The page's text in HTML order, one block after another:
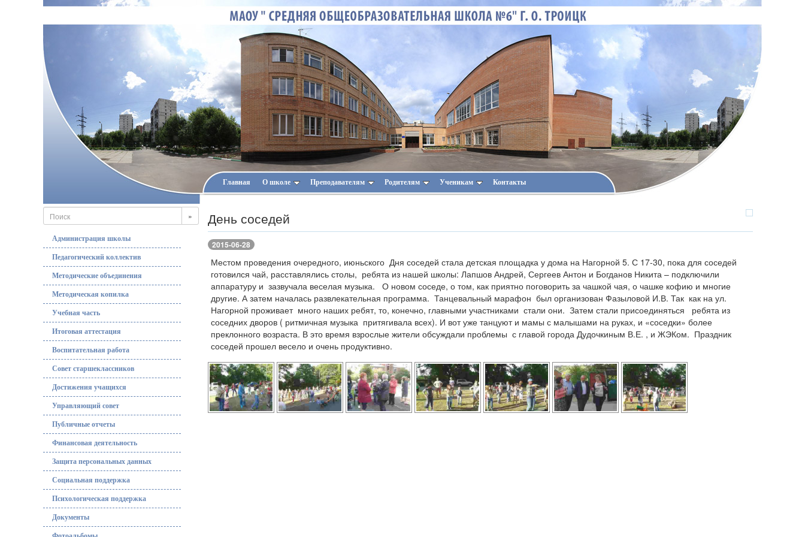
Главная О школе Преподавателям Родителям Ученикам Контакты
»
Администрация школы
Педагогический коллектив
Методические объединения
Методическая копилка
Учебная часть
Итоговая аттестация
Воспитательная работа
Совет старшеклассников
Достижения учащихся
Управляющий совет
Публичные отчеты
Финансовая деятельность
Защита персональных данных
Социальная поддержка
Психологическая поддержка
Документы
День соседей
2015-06-28
Местом проведения очередного, июньского Дня соседей стала детская площадка у дома на Нагорной 5. С 17-30, пока для соседей
готовился чай, расставлялись столы, ребята из нашей школы: Лапшов Андрей, Сергеев Антон и Богданов Никита – подключили
аппаратуру и зазвучала веселая музыка. О новом соседе, о том, как приятно поговорить за чашкой чая, о чашке кофию и многие
другие. А затем началась развлекательная программа. Танцевальный марафон был организован Фазыловой И.В. Так как на ул.
Нагорной проживает много наших ребят, то, конечно, главными участниками стали они. Затем стали присоединяться ребята из
соседних дворов ( ритмичная музыка притягивала всех). И вот уже танцуют и мамы с малышами на руках, и «соседки» более
преклонного возраста. В это время взрослые жители обсуждали проблемы с главой города Дудочкиным В.Е. , и ЖЭКом. Праздник
соседей прошел весело и очень продуктивно.